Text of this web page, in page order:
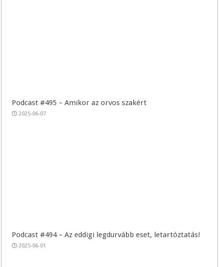
Podcast #495 – Amikor az orvos szakért
2025-06-07
Podcast #494 – Az eddigi legdurvább eset, letartóztatás!
2025-06-01